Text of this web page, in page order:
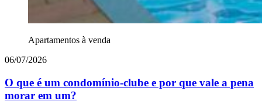
Apartamentos à venda
06/07/2026
O que é um condomínio-clube e por que vale a pena
morar em um?